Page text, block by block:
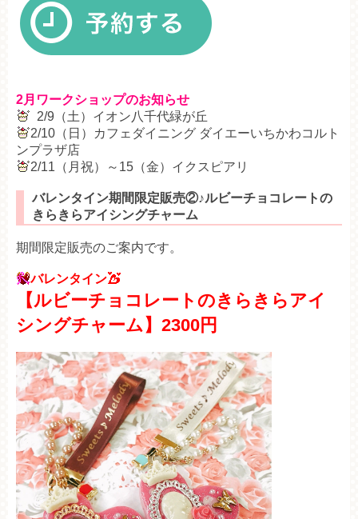
2月ワークショップのお知らせ
2/9（土）イオン八千代緑が丘
2/10（日）カフェダイニング ダイエーいちかわコルト
ンプラザ店
2/11（月祝）～15（金）イクスピアリ
バレンタイン期間限定販売②♪ルビーチョコレートの
きらきらアイシングチャーム
期間限定販売のご案内です。
バレンタイン
【ルビーチョコレートのきらきらアイ
シングチャーム】2300円